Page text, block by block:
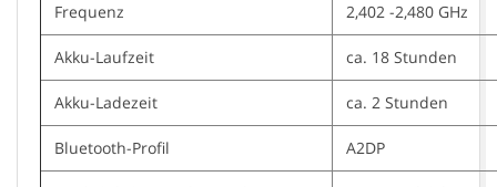
Frequenz 2,402 -2,480 GHz
Akku-Laufzeit ca. 18 Stunden
Akku-Ladezeit ca. 2 Stunden
Bluetooth-Profil A2DP